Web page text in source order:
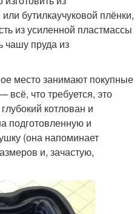
бутилкаучуковой плёнки,
из усиленной пластмассы
чашу пруда из
место занимают покупные
всё, что требуется, это
котлован и
подготовленную и
(она напоминает
и, зачастую,